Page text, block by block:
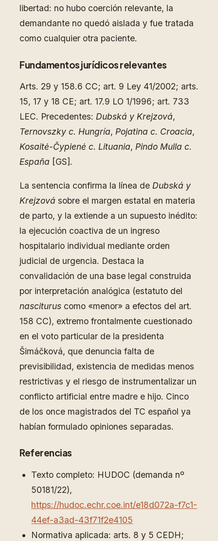
libertad: no hubo coerción relevante, la
demandante no quedó aislada y fue tratada
como cualquier otra paciente.
Fundamentos jurídicos relevantes
Arts. 29 y 158.6 CC; art. 9 Ley 41/2002; arts.
15, 17 y 18 CE; art. 17.9 LO 1/1996; art. 733
LEC. Precedentes: Dubská y Krejzová,
Ternovszky c. Hungría, Pojatina c. Croacia,
Kosaitė-Čypienė c. Lituania, Pindo Mulla c.
España [GS].
La sentencia confirma la línea de Dubská y
Krejzová sobre el margen estatal en materia
de parto, y la extiende a un supuesto inédito:
la ejecución coactiva de un ingreso
hospitalario individual mediante orden
judicial de urgencia. Destaca la
convalidación de una base legal construida
por interpretación analógica (estatuto del
nasciturus como «menor» a efectos del art.
158 CC), extremo frontalmente cuestionado
en el voto particular de la presidenta
Šimáčková, que denuncia falta de
previsibilidad, existencia de medidas menos
restrictivas y el riesgo de instrumentalizar un
conflicto artificial entre madre e hijo. Cinco
de los once magistrados del TC español ya
habían formulado opiniones separadas.
Referencias
Texto completo: HUDOC (demanda nº
50181/22),
https://hudoc.echr.coe.int/e18d072a-f7c1-
44ef-a3ad-43f71f2e4105
Normativa aplicada: arts. 8 y 5 CEDH;